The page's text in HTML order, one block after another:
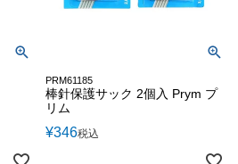
PRM61185
棒針保護サック 2個入 Prym プ
リム
¥346税込